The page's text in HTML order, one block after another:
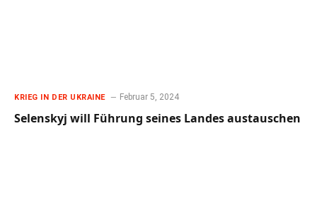
KRIEG IN DER UKRAINE Februar 5, 2024
Selenskyj will Führung seines Landes austauschen